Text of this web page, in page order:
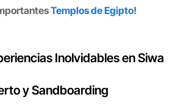
Templos de Egipto!
Inolvidables en Siwa
y Sandboarding